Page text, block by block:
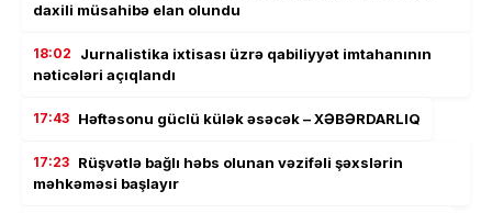
daxili müsahibə elan olundu
18:02
Jurnalistika ixtisası üzrə qabiliyyət imtahanının
nəticələri açıqlandı
17:43 Həftəsonu güclü külək əsəcək – XƏBƏRDARLIQ
17:23 Rüşvətlə bağlı həbs olunan vəzifəli şəxslərin
məhkəməsi başlayır